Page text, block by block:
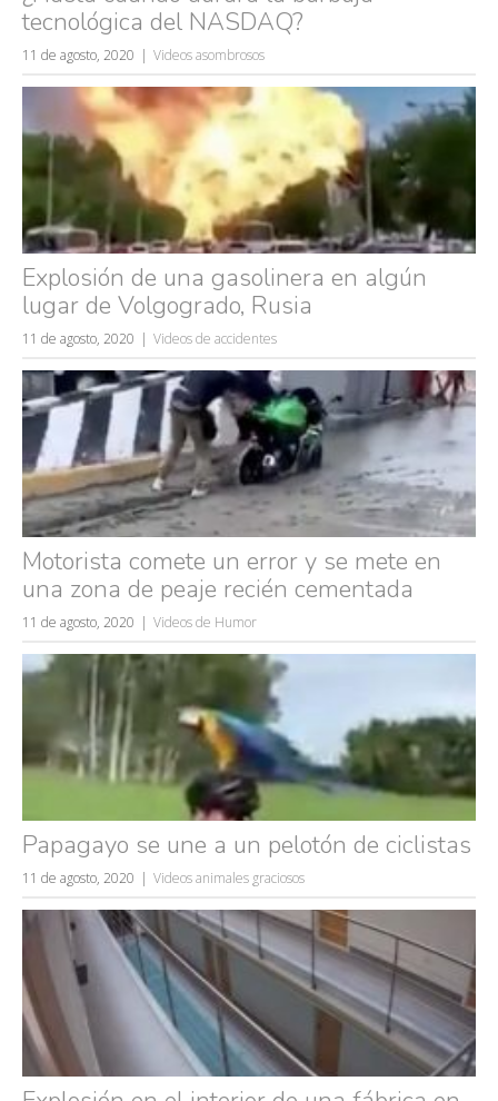
Búsquedas populares
mujeres guapas
volver a nacer
accidentes
wtf
caídas
fails
tecnológica del NASDAQ?
11 de agosto, 2020 Videos asombrosos
Explosión de una gasolinera en algún
lugar de Volgogrado, Rusia
11 de agosto, 2020 Videos de accidentes
Motorista comete un error y se mete en
una zona de peaje recién cementada
11 de agosto, 2020 Videos de Humor
Papagayo se une a un pelotón de ciclistas
11 de agosto, 2020 Videos animales graciosos